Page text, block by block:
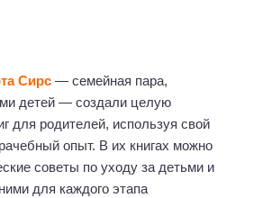
Сирс — семейная пара,
детей — создали целую
для родителей, используя свой
опыт. В их книгах можно
советы по уходу за детьми и
для каждого этапа